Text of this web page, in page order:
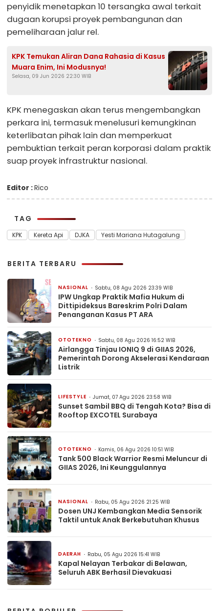
penyidik menetapkan 10 tersangka awal terkait
dugaan korupsi proyek pembangunan dan
pemeliharaan jalur rel.
KPK Temukan Aliran Dana Rahasia di Kasus
Muara Enim, Ini Modusnya!
Selasa, 09 Jun 2026 22:30 WIB
KPK menegaskan akan terus mengembangkan
perkara ini, termasuk menelusuri kemungkinan
keterlibatan pihak lain dan memperkuat
pembuktian terkait peran korporasi dalam praktik
suap proyek infrastruktur nasional.
Editor :Rico
TAG
KPK Kereta Api DJKA Yesti Mariana Hutagalung
BERITA TERBARU
NASIONAL Sabtu, 08 Agu 2026 23:39 WIB
IPW Ungkap Praktik Mafia Hukum di
Dittipideksus Bareskrim Polri Dalam
Penanganan Kasus PT ARA
OTOTEKNO Sabtu, 08 Agu 2026 16:52 WIB
Airlangga Tinjau IONIQ 9 di GIIAS 2026,
Pemerintah Dorong Akselerasi Kendaraan
Listrik
LIFESTYLE Jumat, 07 Agu 2026 23:58 WIB
Sunset Sambil BBQ di Tengah Kota? Bisa di
Rooftop EXCOTEL Surabaya
OTOTEKNO Kamis, 06 Agu 2026 10:51 WIB
Tank 500 Black Warrior Resmi Meluncur di
GIIAS 2026, Ini Keunggulannya
NASIONAL Rabu, 05 Agu 2026 21:25 WIB
Dosen UNJ Kembangkan Media Sensorik
Taktil untuk Anak Berkebutuhan Khusus
DAERAH Rabu, 05 Agu 2026 15:41 WIB
Kapal Nelayan Terbakar di Belawan,
Seluruh ABK Berhasil Dievakuasi